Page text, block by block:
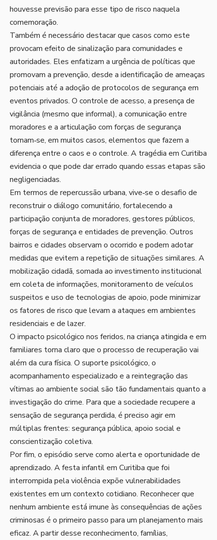
houvesse previsão para esse tipo de risco naquela
comemoração.
Também é necessário destacar que casos como este
provocam efeito de sinalização para comunidades e
autoridades. Eles enfatizam a urgência de políticas que
promovam a prevenção, desde a identificação de ameaças
potenciais até a adoção de protocolos de segurança em
eventos privados. O controle de acesso, a presença de
vigilância (mesmo que informal), a comunicação entre
moradores e a articulação com forças de segurança
tornam‑se, em muitos casos, elementos que fazem a
diferença entre o caos e o controle. A tragédia em Curitiba
evidencia o que pode dar errado quando essas etapas são
negligenciadas.
Em termos de repercussão urbana, vive‑se o desafio de
reconstruir o diálogo comunitário, fortalecendo a
participação conjunta de moradores, gestores públicos,
forças de segurança e entidades de prevenção. Outros
bairros e cidades observam o ocorrido e podem adotar
medidas que evitem a repetição de situações similares. A
mobilização cidadã, somada ao investimento institucional
em coleta de informações, monitoramento de veículos
suspeitos e uso de tecnologias de apoio, pode minimizar
os fatores de risco que levam a ataques em ambientes
residenciais e de lazer.
O impacto psicológico nos feridos, na criança atingida e em
familiares torna claro que o processo de recuperação vai
além da cura física. O suporte psicológico, o
acompanhamento especializado e a reintegração das
vítimas ao ambiente social são tão fundamentais quanto a
investigação do crime. Para que a sociedade recupere a
sensação de segurança perdida, é preciso agir em
múltiplas frentes: segurança pública, apoio social e
conscientização coletiva.
Por fim, o episódio serve como alerta e oportunidade de
aprendizado. A festa infantil em Curitiba que foi
interrompida pela violência expõe vulnerabilidades
existentes em um contexto cotidiano. Reconhecer que
nenhum ambiente está imune às consequências de ações
criminosas é o primeiro passo para um planejamento mais
eficaz. A partir desse reconhecimento, famílias,